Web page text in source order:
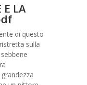
E LA
di questo
sulla